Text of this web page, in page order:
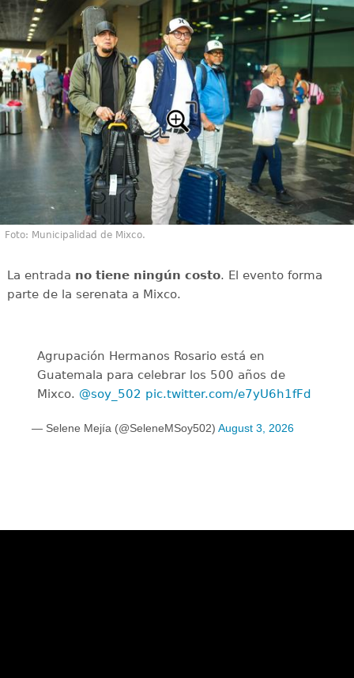
Foto: Municipalidad de Mixco.
La entrada no tiene ningún costo. El evento forma
parte de la serenata a Mixco.
Agrupación Hermanos Rosario está en
Guatemala para celebrar los 500 años de
Mixco. @soy_502 pic.twitter.com/e7yU6h1fFd
— Selene Mejía (@SeleneMSoy502) August 3, 2026